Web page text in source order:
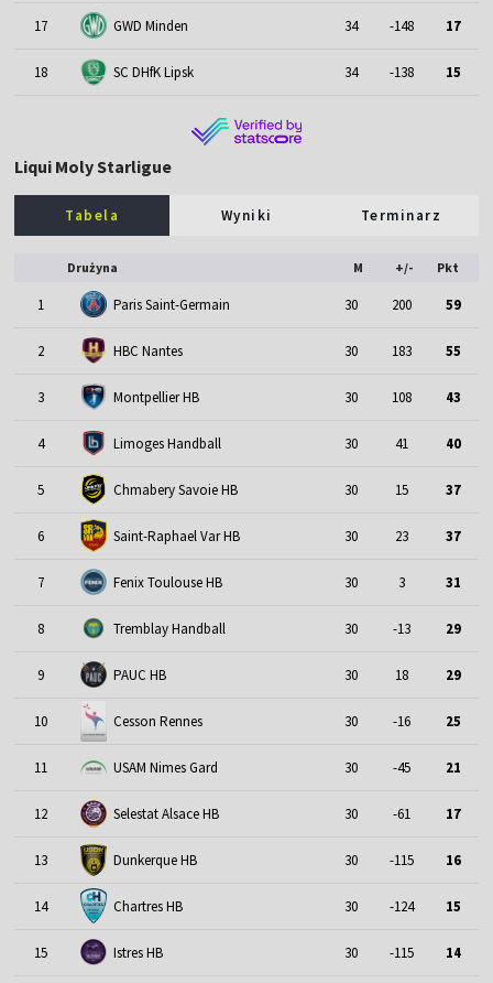
17 GWD Minden 34 -148 17
18 SC DHfK Lipsk 34 -138 15
Liqui Moly Starligue
Tabela Wyniki Terminarz
Drużyna M +/- Pkt
1 Paris Saint-Germain 30 200 59
2 HBC Nantes 30 183 55
3 Montpellier HB 30 108 43
4 Limoges Handball 30 41 40
5 Chmabery Savoie HB 30 15 37
6 Saint-Raphael Var HB 30 23 37
7 Fenix Toulouse HB 30 3 31
8 Tremblay Handball 30 -13 29
9 PAUC HB 30 18 29
10 Cesson Rennes 30 -16 25
11 USAM Nimes Gard 30 -45 21
12 Selestat Alsace HB 30 -61 17
13 Dunkerque HB 30 -115 16
14 Chartres HB 30 -124 15
15 Istres HB 30 -115 14